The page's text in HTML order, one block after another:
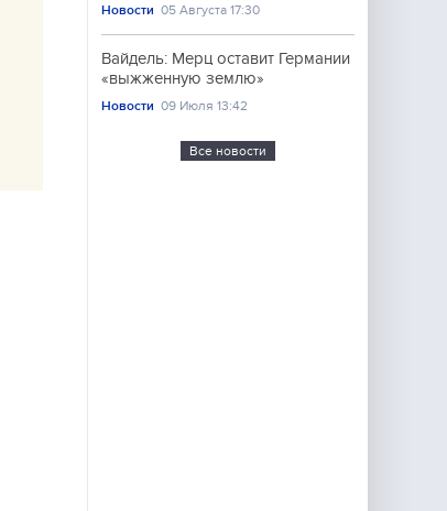
Новости 05 Августа 17:30
Вайдель: Мерц оставит Германии
«выжженную землю»
Новости 09 Июля 13:42
Все новости